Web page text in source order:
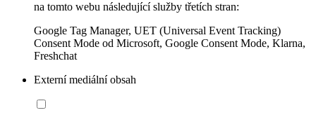
na tomto webu následující služby třetích stran:
Google Tag Manager, UET (Universal Event Tracking)
Consent Mode od Microsoft, Google Consent Mode, Klarna,
Freshchat
Externí mediální obsah